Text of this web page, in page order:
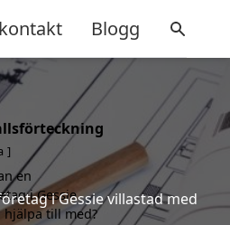
Blogg
i Gessie villastad med
en
i Gessie
hjälpa till med?